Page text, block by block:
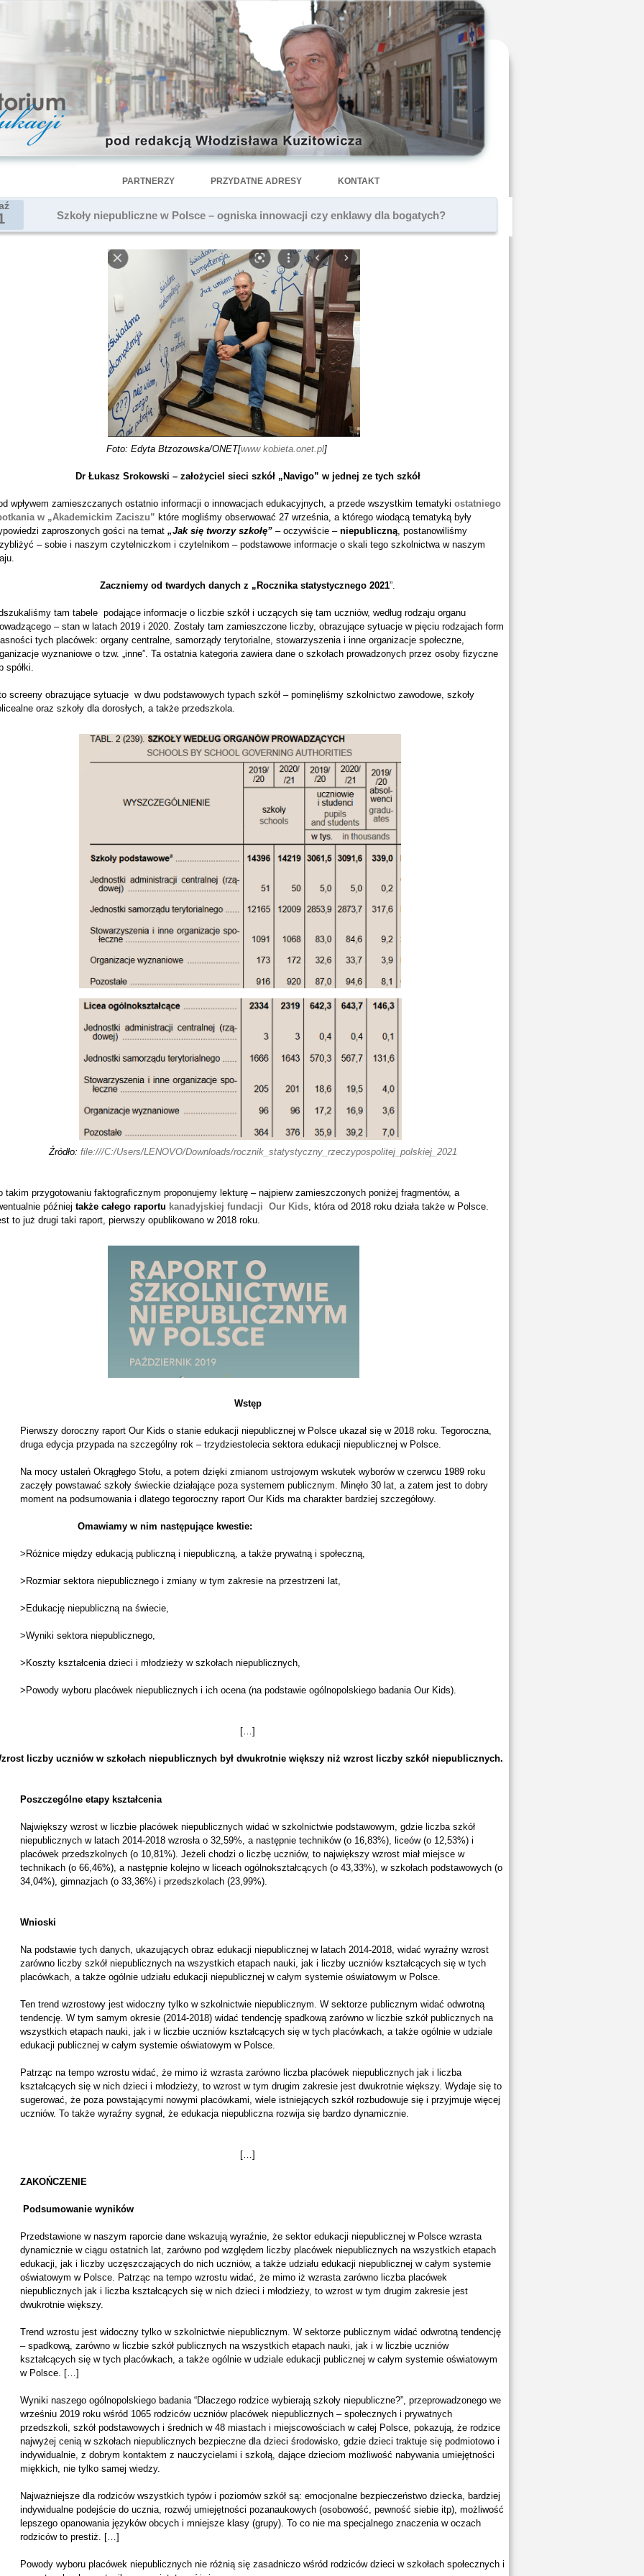
PARTNERZY PRZYDATNE ADRESY KONTAKT
Szkoły niepubliczne w Polsce – ogniska innowacji czy enklawy dla bogatych?
Foto: Edyta Btzozowska/ONET[www kobieta.onet.pl]
Dr Łukasz Srokowski – założyciel sieci szkół „Navigo” w jednej ze tych szkół
wpływem zamieszczanych ostatnio informacji o innowacjach edukacyjnych, a przede wszystkim tematyki ostatniego
w „Akademickim Zaciszu” które mogliśmy obserwować 27 września, a którego wiodącą tematyką były
zaproszonych gości na temat „Jak się tworzy szkołę”– oczywiście –niepubliczną, postanowiliśmy
– sobie i naszym czytelniczkom i czytelnikom – podstawowe informacje o skali tego szkolnictwa w naszym
Zaczniemy od twardych danych z „Rocznika statystycznego 2021”.
tam tabele podające informacje o liczbie szkół i uczących się tam uczniów, według rodzaju organu
– stan w latach 2019 i 2020. Zostały tam zamieszczone liczby, obrazujące sytuacje w pięciu rodzajach form
tych placówek: organy centralne, samorządy terytorialne, stowarzyszenia i inne organizacje społeczne,
wyznaniowe o tzw. „inne”. Ta ostatnia kategoria zawiera dane o szkołach prowadzonych przez osoby fizyczne
spółki.
screeny obrazujące sytuacje w dwu podstawowych typach szkół – pominęliśmy szkolnictwo zawodowe, szkoły
oraz szkoły dla dorosłych, a także przedszkola.
Źródło: file:///C:/Users/LENOVO/Downloads/rocznik_statystyczny_rzeczypospolitej_polskiej_2021
takim przygotowaniu faktograficznym proponujemy lekturę – najpierw zamieszczonych poniżej fragmentów, a
później także całego raportu kanadyjskiej fundacji Our Kids, która od 2018 roku działa także w Polsce.
to już drugi taki raport, pierwszy opublikowano w 2018 roku.
Wstęp
Pierwszy doroczny raport Our Kids o stanie edukacji niepublicznej w Polsce ukazał się w 2018 roku. Tegoroczna,
druga edycja przypada na szczególny rok – trzydziestolecia sektora edukacji niepublicznej w Polsce.
Na mocy ustaleń Okrągłego Stołu, a potem dzięki zmianom ustrojowym wskutek wyborów w czerwcu 1989 roku
zaczęły powstawać szkoły świeckie działające poza systemem publicznym. Minęło 30 lat, a zatem jest to dobry
moment na podsumowania i dlatego tegoroczny raport Our Kids ma charakter bardziej szczegółowy.
Omawiamy w nim następujące kwestie:
>Różnice między edukacją publiczną i niepubliczną, a także prywatną i społeczną,
>Rozmiar sektora niepublicznego i zmiany w tym zakresie na przestrzeni lat,
>Edukację niepubliczną na świecie,
>Wyniki sektora niepublicznego,
>Koszty kształcenia dzieci i młodzieży w szkołach niepublicznych,
>Powody wyboru placówek niepublicznych i ich ocena (na podstawie ogólnopolskiego badania Our Kids).
[…]
liczby uczniów w szkołach niepublicznych był dwukrotnie większy niż wzrost liczby szkół niepublicznych.
Poszczególne etapy kształcenia
Największy wzrost w liczbie placówek niepublicznych widać w szkolnictwie podstawowym, gdzie liczba szkół
niepublicznych w latach 2014-2018 wzrosła o 32,59%, a następnie techników (o 16,83%), liceów (o 12,53%) i
placówek przedszkolnych (o 10,81%). Jeżeli chodzi o liczbę uczniów, to największy wzrost miał miejsce w
technikach (o 66,46%), a następnie kolejno w liceach ogólnokształcących (o 43,33%), w szkołach podstawowych (o
34,04%), gimnazjach (o 33,36%) i przedszkolach (23,99%).
Wnioski
Na podstawie tych danych, ukazujących obraz edukacji niepublicznej w latach 2014-2018, widać wyraźny wzrost
zarówno liczby szkół niepublicznych na wszystkich etapach nauki, jak i liczby uczniów kształcących się w tych
placówkach, a także ogólnie udziału edukacji niepublicznej w całym systemie oświatowym w Polsce.
Ten trend wzrostowy jest widoczny tylko w szkolnictwie niepublicznym. W sektorze publicznym widać odwrotną
tendencję. W tym samym okresie (2014-2018) widać tendencję spadkową zarówno w liczbie szkół publicznych na
wszystkich etapach nauki, jak i w liczbie uczniów kształcących się w tych placówkach, a także ogólnie w udziale
edukacji publicznej w całym systemie oświatowym w Polsce.
Patrząc na tempo wzrostu widać, że mimo iż wzrasta zarówno liczba placówek niepublicznych jak i liczba
kształcących się w nich dzieci i młodzieży, to wzrost w tym drugim zakresie jest dwukrotnie większy. Wydaje się to
sugerować, że poza powstającymi nowymi placówkami, wiele istniejących szkół rozbudowuje się i przyjmuje więcej
uczniów. To także wyraźny sygnał, że edukacja niepubliczna rozwija się bardzo dynamicznie.
[…]
ZAKOŃCZENIE
Podsumowanie wyników
Przedstawione w naszym raporcie dane wskazują wyraźnie, że sektor edukacji niepublicznej w Polsce wzrasta
dynamicznie w ciągu ostatnich lat, zarówno pod względem liczby placówek niepublicznych na wszystkich etapach
edukacji, jak i liczby uczęszczających do nich uczniów, a także udziału edukacji niepublicznej w całym systemie
oświatowym w Polsce. Patrząc na tempo wzrostu widać, że mimo iż wzrasta zarówno liczba placówek
niepublicznych jak i liczba kształcących się w nich dzieci i młodzieży, to wzrost w tym drugim zakresie jest
dwukrotnie większy.
Trend wzrostu jest widoczny tylko w szkolnictwie niepublicznym. W sektorze publicznym widać odwrotną tendencję
– spadkową, zarówno w liczbie szkół publicznych na wszystkich etapach nauki, jak i w liczbie uczniów
kształcących się w tych placówkach, a także ogólnie w udziale edukacji publicznej w całym systemie oświatowym
w Polsce. […]
Wyniki naszego ogólnopolskiego badania “Dlaczego rodzice wybierają szkoły niepubliczne?”, przeprowadzonego we
wrześniu 2019 roku wśród 1065 rodziców uczniów placówek niepublicznych – społecznych i prywatnych
przedszkoli, szkół podstawowych i średnich w 48 miastach i miejscowościach w całej Polsce, pokazują, że rodzice
najwyżej cenią w szkołach niepublicznych bezpieczne dla dzieci środowisko, gdzie dzieci traktuje się podmiotowo i
indywidualnie, z dobrym kontaktem z nauczycielami i szkołą, dające dzieciom możliwość nabywania umiejętności
miękkich, nie tylko samej wiedzy.
Najważniejsze dla rodziców wszystkich typów i poziomów szkół są: emocjonalne bezpieczeństwo dziecka, bardziej
indywidualne podejście do ucznia, rozwój umiejętności pozanaukowych (osobowość, pewność siebie itp), możliwość
lepszego opanowania języków obcych i mniejsze klasy (grupy). To co nie ma specjalnego znaczenia w oczach
rodziców to prestiż. […]
Powody wyboru placówek niepublicznych nie różnią się zasadniczo wśród rodziców dzieci w szkołach społecznych i